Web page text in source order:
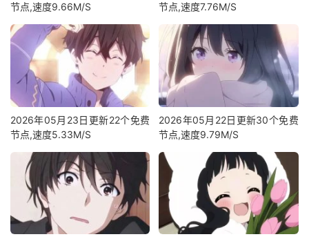
节点,速度9.66M/S
节点,速度7.76M/S
2026年05月23日更新22个免费
节点,速度5.33M/S
2026年05月22日更新30个免费
节点,速度9.79M/S